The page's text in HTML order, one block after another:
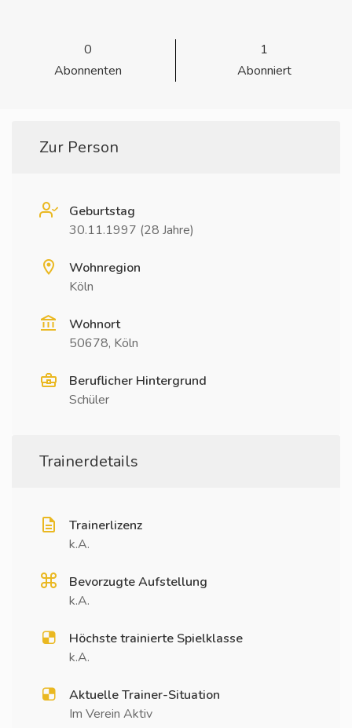
0
Abonnenten
1
Abonniert
Zur Person
Geburtstag
30.11.1997 (28 Jahre)
Wohnregion
Köln
Wohnort
50678, Köln
Beruflicher Hintergrund
Schüler
Trainerdetails
Trainerlizenz
k.A.
Bevorzugte Aufstellung
k.A.
Höchste trainierte Spielklasse
k.A.
Aktuelle Trainer-Situation
Im Verein Aktiv